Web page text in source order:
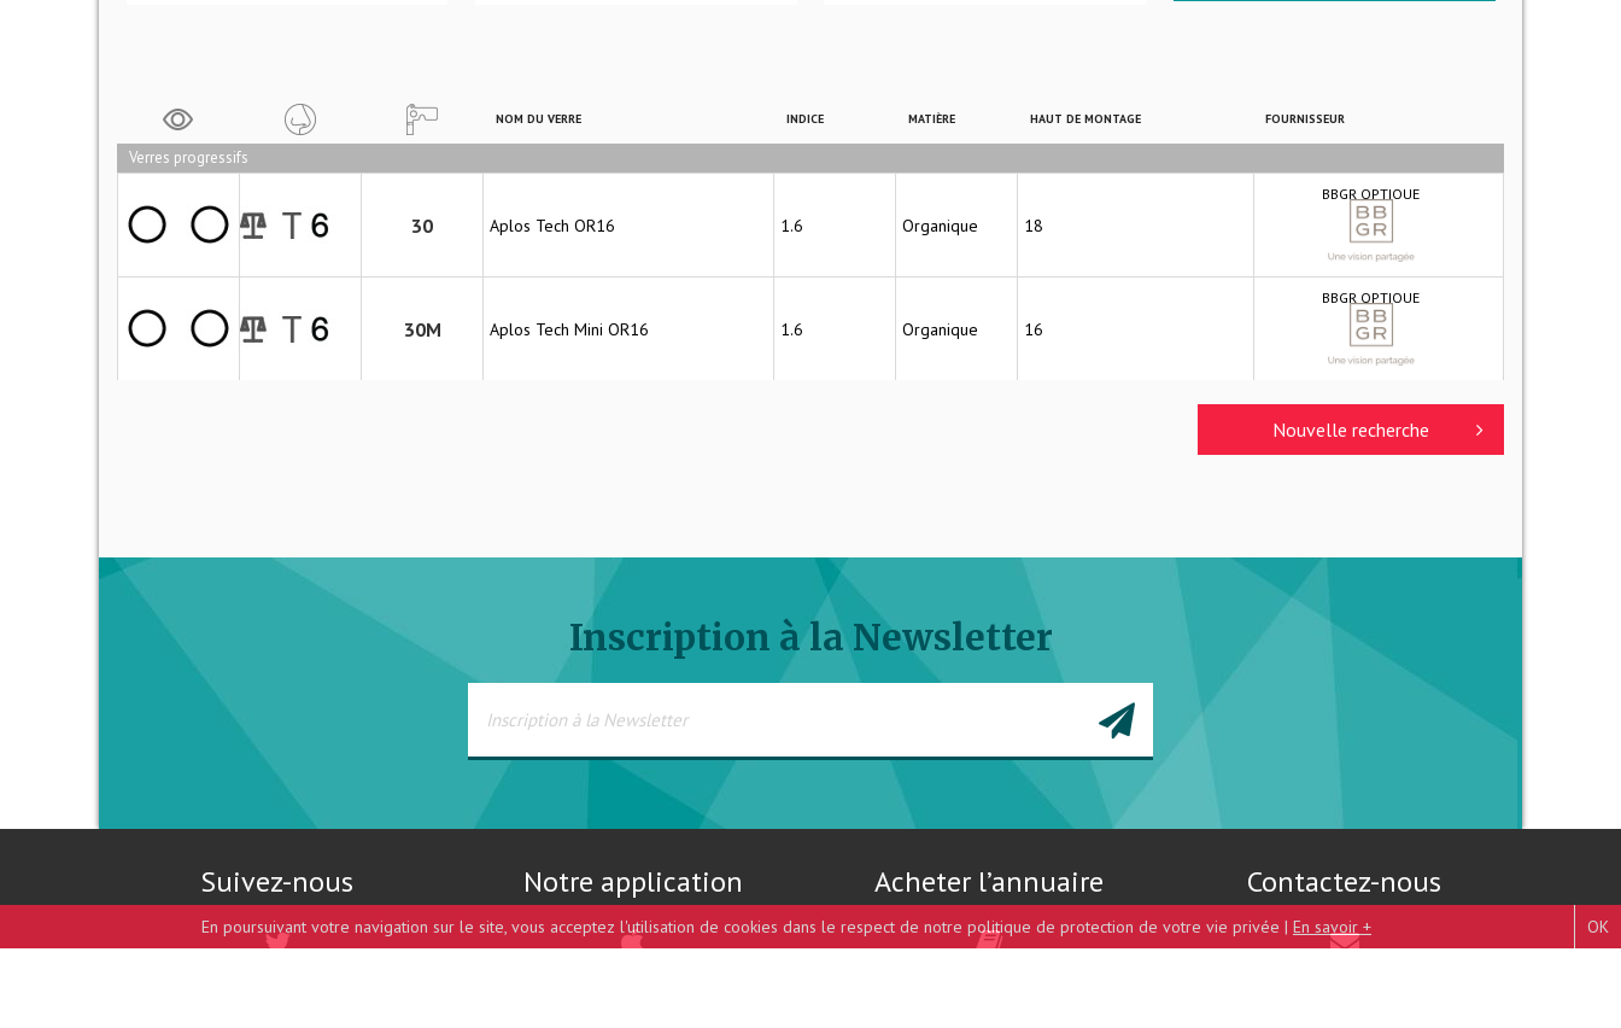
NOM DU VERRE INDICE MATIÈRE HAUT DE MONTAGE FOURNISSEUR
Verres progressifs
30 Aplos Tech OR16 1.6 Organique 18
BBGR OPTIQUE
30M Aplos Tech Mini OR16 1.6 Organique 16
BBGR OPTIQUE
Nouvelle recherche
Inscription à la Newsletter
Suivez-nous Notre application Acheter l’annuaire Contactez-nous
En poursuivant votre navigation sur le site, vous acceptez l'utilisation de cookies dans le respect de notre politique de protection de votre vie privée | En savoir + OK